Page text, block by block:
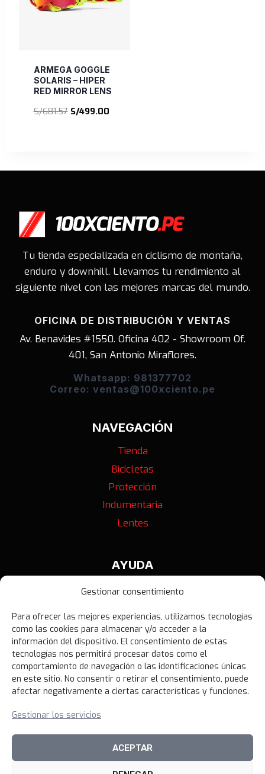
Gestionar consentimiento
Para ofrecer las mejores experiencias, utilizamos tecnologías
como las cookies para almacenar y/o acceder a la
información del dispositivo. El consentimiento de estas
tecnologías nos permitirá procesar datos como el
comportamiento de navegación o las identificaciones únicas
en este sitio. No consentir o retirar el consentimiento, puede
afectar negativamente a ciertas características y funciones.
Gestionar los servicios
ACEPTAR
ARMEGA GOGGLE
SOLARIS – HIPER
RED MIRROR LENS
S/681.57 El
S/499.00El
Tu tienda especializada en ciclismo de montaña,
enduro y downhill. Llevamos tu rendimiento al
siguiente nivel con las mejores marcas del mundo.
OFICINA DE DISTRIBUCIÓN Y VENTAS
Av. Benavides #1550. Oficina 402 - Showroom Of.
401, San Antonio Miraflores.
Whatsapp: 981377702
Correo: ventas@100xciento.pe
NAVEGACIÓN
Tienda
Bicicletas
Protección
Indumentaria
Lentes
AYUDA
Contáctanos
Política de Privacidad
Política de Devoluciones
Libro de Reclamaciones